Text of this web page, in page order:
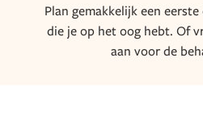
Plan gemakkelijk een
die je op het oog hebt. Of
aan voor de